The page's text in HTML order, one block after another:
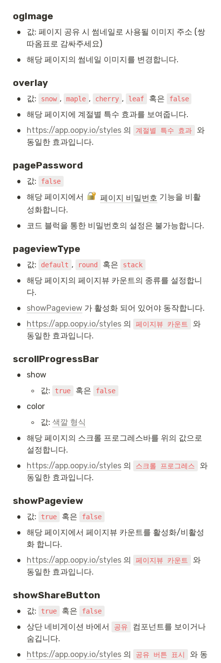
ogImage
•
값: 페이지 공유 시 썸네일로 사용될 이미지 주소 (쌍
따옴표로 감싸주세요)
• 해당 페이지의 썸네일 이미지를 변경합니다.
overlay
• 값: snow , maple , cherry , leaf 혹은 false
• 해당 페이지에 계절별 특수 효과를 보여줍니다.
• https://app.oopy.io/styles 의 계절별 특수 효과
와
동일한 효과입니다.
pagePassword
• 값: false
• 해당 페이지에서 페이지 비밀번호 기능을 비활
성화합니다.
• 코드 블럭을 통한 비밀번호의 설정은 불가능합니다.
pageviewType
• 값: default , round 혹은 stack
•
해당 페이지의 페이지뷰 카운트의 종류를 설정합니
다.
• showPageview 가 활성화 되어 있어야 동작합니다.
• https://app.oopy.io/styles 의 페이지뷰 카운트
와
동일한 효과입니다.
scrollProgressBar
• show
◦ 값: true 혹은 false
• color
◦ 값: 색깔 형식
•
해당 페이지의 스크롤 프로그레스바를 위의 값으로
설정합니다.
• https://app.oopy.io/styles 의 스크롤 프로그레스
와
동일한 효과입니다.
showPageview
• 값: true 혹은 false
•
해당 페이지에서 페이지뷰 카운트를 활성화/비활성
화 합니다.
• https://app.oopy.io/styles 의 페이지뷰 카운트
와
동일한 효과입니다.
showShareButton
• 값: true 혹은 false
• 상단 네비게이션 바에서 공유
컴포넌트를 보이거나
숨깁니다.
• https://app.oopy.io/styles 의 공유 버튼 표시
와 동